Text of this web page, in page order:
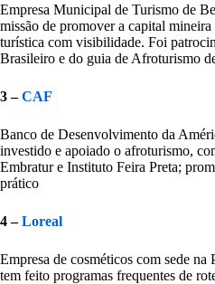
Empresa Municipal de Turismo de
missão de promover a capital
turística com visibilidade. Foi
Brasileiro e do guia de Afroturismo
3 –CAF
Banco de Desenvolvimento da
investido e apoiado o afroturismo,
Embratur e Instituto Feira Preta;
prático
4 –Loreal
Empresa de cosméticos com sede
tem feito programas frequentes de